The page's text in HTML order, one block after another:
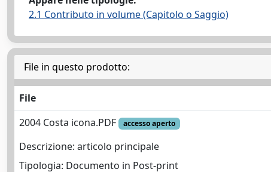
2.1 Contributo in volume (Capitolo o Saggio)
File in questo prodotto:
File
2004 Costa icona.PDF
accesso aperto
Descrizione: articolo principale
Tipologia: Documento in Post-print